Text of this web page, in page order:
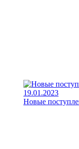
19.01.2023
Новые